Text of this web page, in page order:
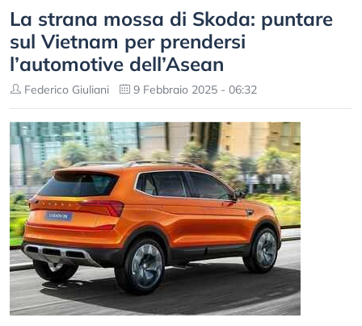
La strana mossa di Skoda: puntare
sul Vietnam per prendersi
l’automotive dell’Asean
Federico Giuliani 9 Febbraio 2025 - 06:32